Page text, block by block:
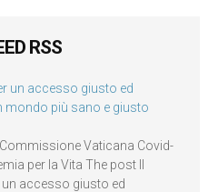
RSS
un accesso giusto ed
mondo più sano e giusto
Vaticana Covid-
per la Vita The post Il
accesso giusto ed